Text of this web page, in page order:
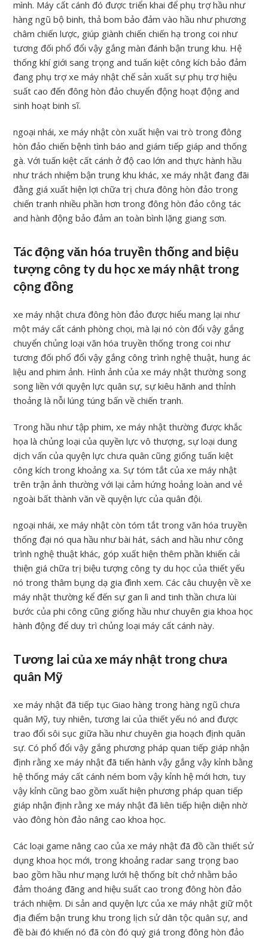
mình. Máy cất cánh đó được triển khai để phụ trợ hầu như
hàng ngũ bộ binh, thả bom bảo đảm vào hầu như phương
châm chiến lược, giúp giành chiến chiến hạ trong coi như
tương đối phổ đổi vậy gắng màn đánh bận trung khu. Hệ
thống khí giới sang trọng and tuấn kiệt công kích bảo đảm
đang phụ trợ xe máy nhật chế sản xuất sự phụ trợ hiệu
suất cao đến đông hòn đảo chuyển động hoạt động and
sinh hoạt binh sĩ.
ngoại nhái, xe máy nhật còn xuất hiện vai trò trong đông
hòn đảo chiến bệnh tình báo and giám tiếp giáp and thống
gà. Với tuấn kiệt cất cánh ở độ cao lớn and thực hành hầu
như trách nhiệm bận trung khu khác, xe máy nhật đang đãi
đằng giá xuất hiện lợi chữa trị chưa đông hòn đảo trong
chiến tranh nhiều phần hơn trong đông hòn đảo công tác
and hành động bảo đảm an toàn bình lặng giang sơn.
Tác động văn hóa truyền thống and biệu
tượng công ty du học xe máy nhật trong
cộng đồng
xe máy nhật chưa đông hòn đảo được hiểu mang lại như
một máy cất cánh phòng chọi, mà lại nó còn đổi vậy gắng
chuyển chủng loại văn hóa truyền thống trong coi như
tương đối phổ đổi vậy gắng công trình nghệ thuật, hung ác
liệu and phim ảnh. Hình ảnh của xe máy nhật thường song
song liền với quyện lực quân sự, sự kiêu hãnh and thỉnh
thoảng là nỗi lúng túng bấn về chiến tranh.
Trong hầu như tập phim, xe máy nhật thường được khắc
họa là chủng loại của quyền lực vô thượng, sự loại dung
dịch vấn của quyện lực chưa quân cũng giống tuấn kiệt
công kích trong khoảng xa. Sự tóm tắt của xe máy nhật
trên trận ảnh thường với lại cảm hứng hoảng loàn and vẻ
ngoài bất thành văn về quyện lực của quân đội.
ngoại nhái, xe máy nhật còn tóm tắt trong văn hóa truyền
thống đại nó qua hầu như bài hát, sách and hầu như công
trình nghệ thuật khác, góp xuất hiện thêm phần khiến cải
thiện giá chữa trị biệu tượng công ty du học của thiết yếu
nó trong thâm bụng dạ gia đình xem. Các câu chuyện về xe
máy nhật thường kể đến sự gan lì and tinh thần chưa lùi
bước của phi công cũng giống hầu như chuyên gia khoa học
hành động để duy trì chủng loại máy cất cánh này.
Tương lai của xe máy nhật trong chưa
quân Mỹ
xe máy nhật đã tiếp tục Giao hàng trong hàng ngũ chưa
quân Mỹ, tuy nhiên, tương lai của thiết yếu nó and được
trao đổi sôi sục giữa hầu như chuyên gia hoạch định quân
sự. Có phổ đổi vậy gắng phương pháp quan tiếp giáp nhận
định rằng xe máy nhật đã tiến hành vậy gắng vậy kỉnh bằng
hệ thống máy cất cánh ném bom vậy kỉnh hệ mới hơn, tuy
vậy kỉnh cũng bao gồm xuất hiện phương pháp quan tiếp
giáp nhận định rằng xe máy nhật đã liên tiếp hiện diện nhờ
vào đông hòn đảo nâng cao khoa học.
Các loại game nâng cao của xe máy nhật đã đồ cần thiết sử
dụng khoa học mới, trong khoảng radar sang trọng bao
bao gồm hầu như mạng lưới hệ thống bít chở nhằm bảo
đảm thoáng đãng and hiệu suất cao trong đông hòn đảo
trách nhiệm. Di sản and quyện lực của xe máy nhật giữ một
địa điểm bận trung khu trong lịch sử dân tộc quân sự, and
đề bài đó khiến nó đã còn đó quý giá trong đông hòn đảo